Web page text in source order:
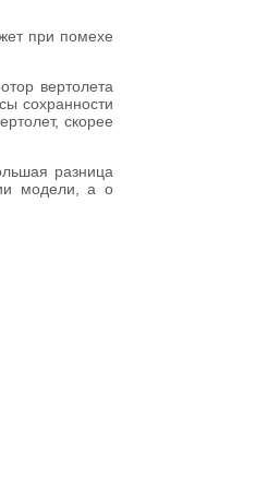
при помехе
вертолета
сохранности
скорее
разница
модели, а о